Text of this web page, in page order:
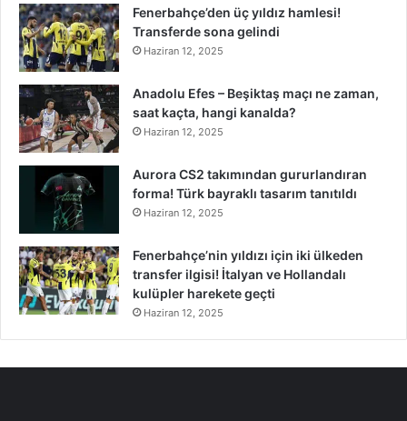
Fenerbahçe’den üç yıldız hamlesi!
Transferde sona gelindi
Haziran 12, 2025
Anadolu Efes – Beşiktaş maçı ne zaman,
saat kaçta, hangi kanalda?
Haziran 12, 2025
Aurora CS2 takımından gururlandıran
forma! Türk bayraklı tasarım tanıtıldı
Haziran 12, 2025
Fenerbahçe’nin yıldızı için iki ülkeden
transfer ilgisi! İtalyan ve Hollandalı
kulüpler harekete geçti
Haziran 12, 2025